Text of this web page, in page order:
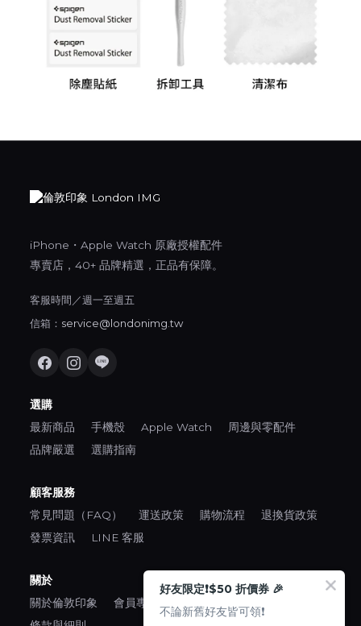
iPhone・Apple Watch 原廠授權配件
專賣店，40+ 品牌精選，正品有保障。
客服時間／週一至週五
信箱： service@londonimg.tw
選購
最新商品 手機殼 Apple Watch
周邊與零配件
品牌嚴選
選購指南
顧客服務
常見問題（FAQ） 運送政策 購物流程
退換貨政策
發票資訊
LINE 客服
關於
關於倫敦印象 會員專區
好友限定❗️$50 折價券 🎉
不論新舊好友皆可領❗️